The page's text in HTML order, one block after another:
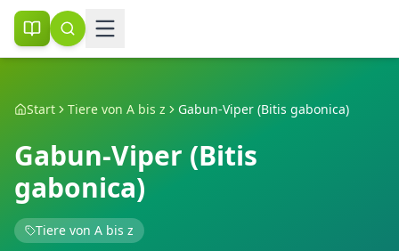
Start Tiere von A bis z Gabun-Viper (Bitis gabonica)
Gabun-Viper (Bitis
gabonica)
Tiere von A bis z